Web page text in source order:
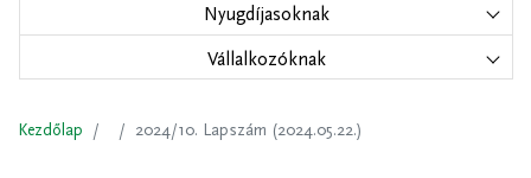
Nyugdíjasoknak
Vállalkozóknak
Kezdőlap 2024/10. Lapszám (2024.05.22.)